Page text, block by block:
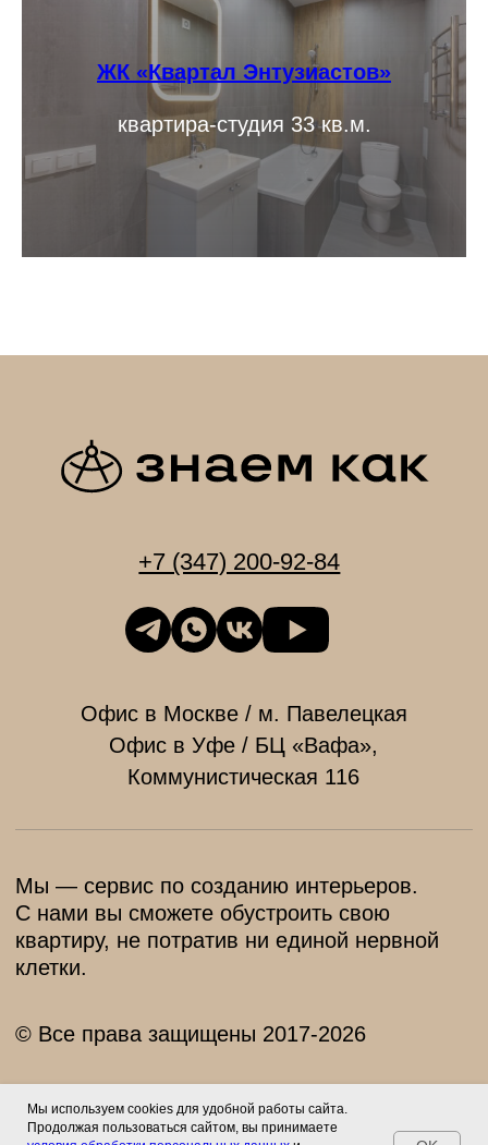
ЖК «Квартал Энтузиастов»
квартира-студия 33 кв.м.
Мы используем cookies для удобной работы сайта.
Продолжая пользоваться сайтом, вы принимаете